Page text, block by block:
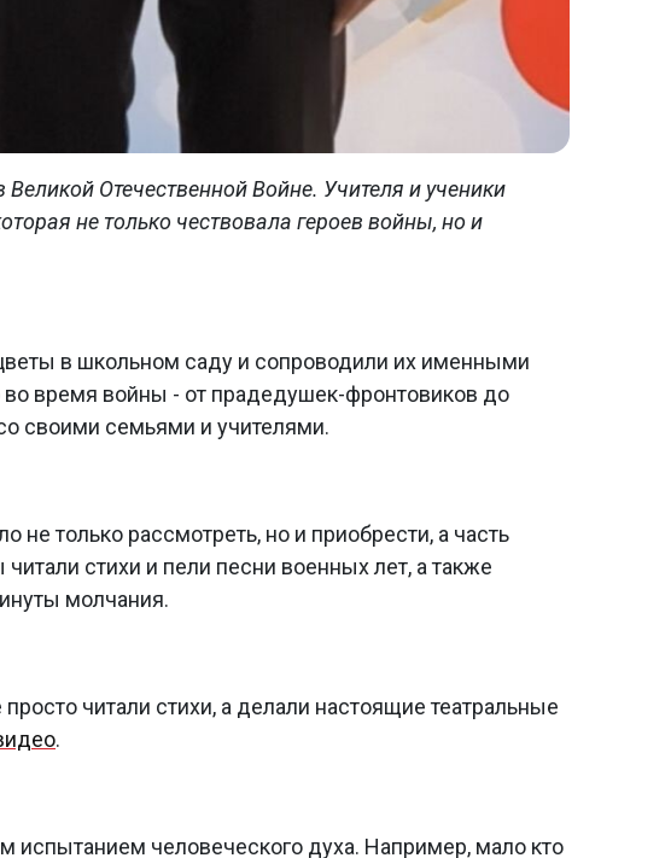
Отечественной Войне. Учителя и ученики
не только чествовала героев войны, но и
в школьном саду и сопроводили их именными
во время войны - от прадедушек-фронтовиков до
своими семьями и учителями.
только рассмотреть, но и приобрести, а часть
стихи и пели песни военных лет, а также
молчания.
читали стихи, а делали настоящие театральные
.
испытанием человеческого духа. Например, мало кто